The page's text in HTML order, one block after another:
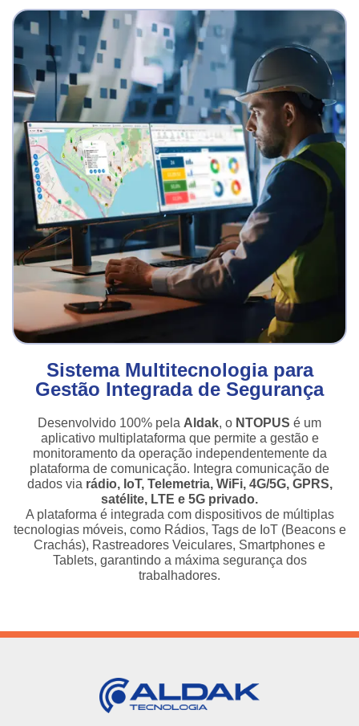
Sistema Multitecnologia para
Gestão Integrada de Segurança
Desenvolvido 100% pela Aldak, o NTOPUS é um
aplicativo multiplataforma que permite a gestão e
monitoramento da operação independentemente da
plataforma de comunicação. Integra comunicação de
dados via rádio, IoT, Telemetria, WiFi, 4G/5G, GPRS,
satélite, LTE e 5G privado.
A plataforma é integrada com dispositivos de múltiplas
tecnologias móveis, como Rádios, Tags de IoT (Beacons e
Crachás), Rastreadores Veiculares, Smartphones e
Tablets, garantindo a máxima segurança dos
trabalhadores.